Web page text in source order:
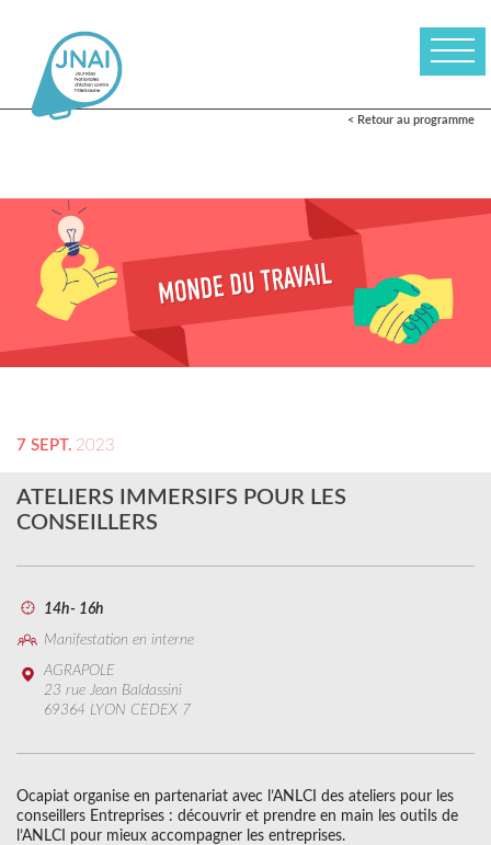
< Retour au programme
7 SEPT. 2023
ATELIERS IMMERSIFS POUR LES
CONSEILLERS
14h- 16h
Manifestation en interne
AGRAPOLE
23 rue Jean Baldassini
69364 LYON CEDEX 7
Ocapiat organise en partenariat avec l’ANLCI des ateliers pour les
conseillers Entreprises : découvrir et prendre en main les outils de
l’ANLCI pour mieux accompagner les entreprises.